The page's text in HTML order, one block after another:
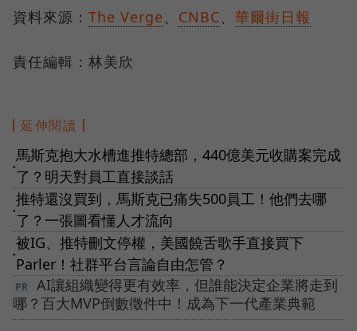
資料來源： The Verge、 CNBC、 華爾街日報
責任編輯：林美欣
延伸閱讀
●
馬斯克抱大水槽進推特總部，440億美元收購案完成
了？明天對員工直接談話
●
推特還沒買到，馬斯克已痛失500員工！他們去哪
了？一張圖看懂人才流向
●
被IG、推特刪文停權，美國饒舌歌手直接買下
Parler！社群平台言論自由怎管？
AI讓組織變得更有效率，但誰能決定企業將走到
哪？百大MVP倒數徵件中！成為下一代產業典範